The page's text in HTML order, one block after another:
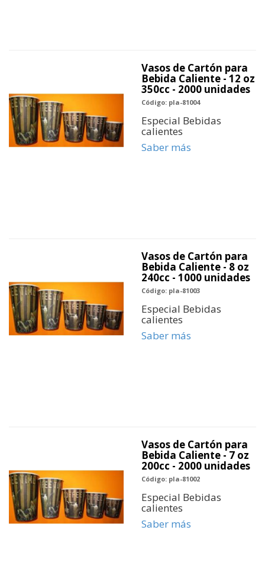
Vasos de Cartón para
Bebida Caliente - 12 oz
350cc - 2000 unidades
Código: pla-81004
Especial Bebidas
calientes
Saber más
Vasos de Cartón para
Bebida Caliente - 8 oz
240cc - 1000 unidades
Código: pla-81003
Especial Bebidas
calientes
Saber más
Vasos de Cartón para
Bebida Caliente - 7 oz
200cc - 2000 unidades
Código: pla-81002
Especial Bebidas
calientes
Saber más